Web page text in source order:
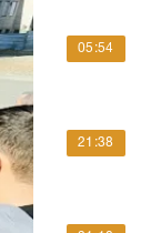
05:54
21:38